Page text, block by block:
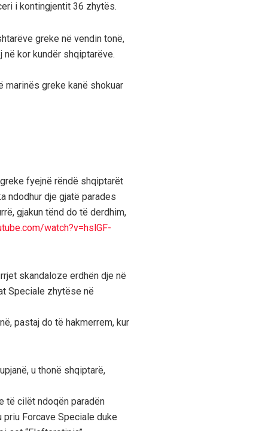
i kontingjentit 36 zhytës.
greke në vendin tonë,
kor kundër shqiptarëve.
marinës greke kanë shokuar
fyejnë rëndë shqiptarët
ndodhur dje gjatë parades
gjakun tënd do të derdhim,
watch?v=hslGF-
skandaloze erdhën dje në
Speciale zhytëse në
pastaj do të hakmerrem, kur
u thonë shqiptarë,
të cilët ndoqën paradën
priu Forcave Speciale duke